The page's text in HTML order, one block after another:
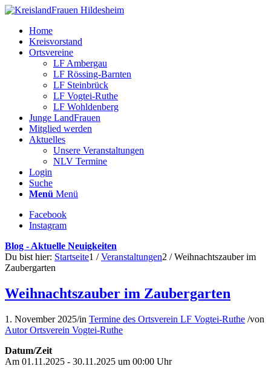
Home
Kreisvorstand
Ortsvereine
LF Ambergau
LF Rössing-Barnten
LF Steinbrück
LF Vogtei-Ruthe
LF Wohldenberg
Junge LandFrauen
Mitglied werden
Aktuelles
Unsere Veranstaltungen
NLV Termine
Login
Suche
Menü Menü
Facebook
Instagram
Blog - Aktuelle Neuigkeiten
Du bist hier: Startseite1 / Veranstaltungen2 / Weihnachtszauber im
Zaubergarten
Weihnachtszauber im Zaubergarten
1. November 2025/in Termine des Ortsverein LF Vogtei-Ruthe /von
Autor Ortsverein Vogtei-Ruthe
Datum/Zeit
Am 01.11.2025 - 30.11.2025 um 00:00 Uhr